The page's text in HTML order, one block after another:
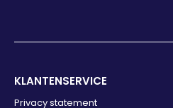
KLANTENSERVICE
Privacy statement